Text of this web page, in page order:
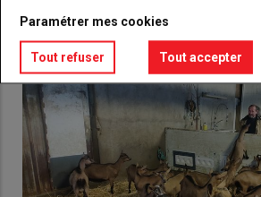
Paramétrer mes cookies
Tout refuser Tout accepter